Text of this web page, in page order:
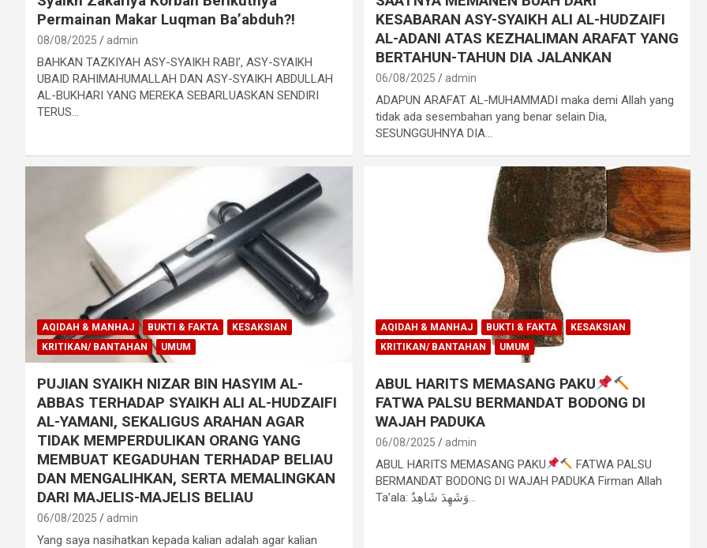
Permainan Makar Luqman Ba’abduh?!
08/08/2025 admin
BAHKAN TAZKIYAH ASY-SYAIKH RABI’, ASY-SYAIKH
UBAID RAHIMAHUMALLAH DAN ASY-SYAIKH ABDULLAH
AL-BUKHARI YANG MEREKA SEBARLUASKAN SENDIRI
TERUS…
KESABARAN ASY-SYAIKH ALI AL-HUDZAIFI
AL-ADANI ATAS KEZHALIMAN ARAFAT YANG
BERTAHUN-TAHUN DIA JALANKAN
06/08/2025 admin
ADAPUN ARAFAT AL-MUHAMMADI maka demi Allah yang
tidak ada sesembahan yang benar selain Dia,
SESUNGGUHNYA DIA…
AQIDAH & MANHAJ BUKTI & FAKTA
KESAKSIAN
KRITIKAN/ BANTAHAN
UMUM
PUJIAN SYAIKH NIZAR BIN HASYIM AL-
ABBAS TERHADAP SYAIKH ALI AL-HUDZAIFI
AL-YAMANI, SEKALIGUS ARAHAN AGAR
TIDAK MEMPERDULIKAN ORANG YANG
MEMBUAT KEGADUHAN TERHADAP BELIAU
DAN MENGALIHKAN, SERTA MEMALINGKAN
DARI MAJELIS-MAJELIS BELIAU
06/08/2025 admin
Yang saya nasihatkan kepada kalian adalah agar kalian
AQIDAH & MANHAJ BUKTI & FAKTA
KESAKSIAN
KRITIKAN/ BANTAHAN
UMUM
ABUL HARITS MEMASANG PAKU
FATWA PALSU BERMANDAT BODONG DI
WAJAH PADUKA
06/08/2025 admin
ABUL HARITS MEMASANG PAKU
FATWA PALSU
BERMANDAT BODONG DI WAJAH PADUKA Firman Allah
Ta’ala: وَشَهِدَ شَاهِدٌ…